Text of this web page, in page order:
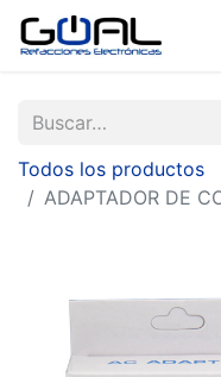
Todos los productos
ADAPTADOR DE